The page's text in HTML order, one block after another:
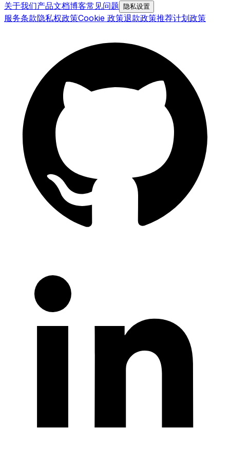
关于我们产品文档博客常见问题 隐私设置
服务条款隐私权政策Cookie 政策退款政策推荐计划政策